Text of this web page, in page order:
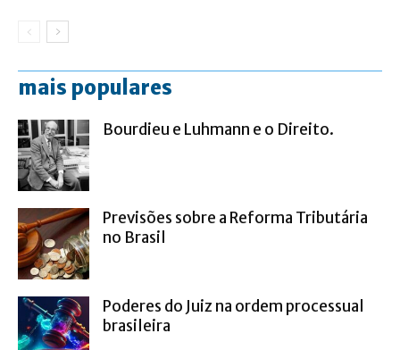
mais populares
Bourdieu e Luhmann e o Direito.
Previsões sobre a Reforma Tributária
no Brasil
Poderes do Juiz na ordem processual
brasileira